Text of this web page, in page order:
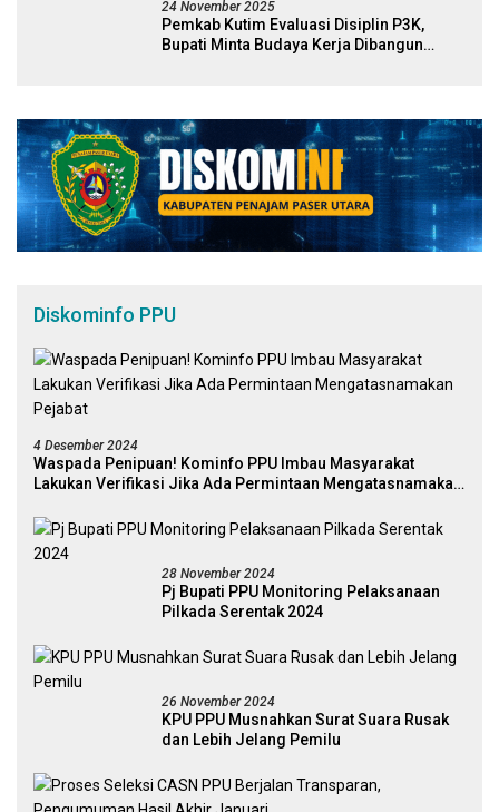
24 November 2025
Pemkab Kutim Evaluasi Disiplin P3K,
Bupati Minta Budaya Kerja Dibangun
Diskominfo PPU
4 Desember 2024
Waspada Penipuan! Kominfo PPU Imbau Masyarakat
Lakukan Verifikasi Jika Ada Permintaan Mengatasnamakan
28 November 2024
Pj Bupati PPU Monitoring Pelaksanaan
Pilkada Serentak 2024
26 November 2024
KPU PPU Musnahkan Surat Suara Rusak
dan Lebih Jelang Pemilu